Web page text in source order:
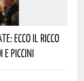
Ecco Il Ricco
Piccini